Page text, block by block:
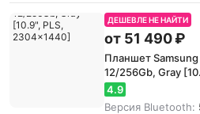
ДЕШЕВЛЕ НЕ НАЙТИ
от 51 490 ₽
Планшет Samsung
12/256Gb, Gray
4.9
Версия Bluetooth: